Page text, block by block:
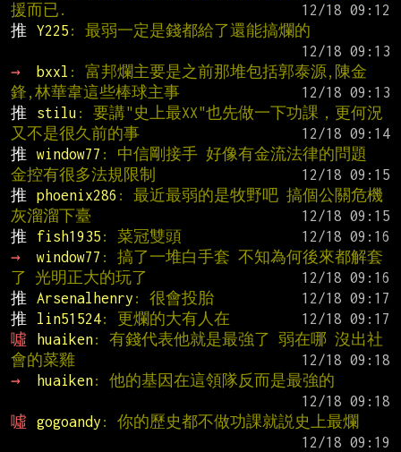
援而已.
推
Y225 : 最弱一定是錢都給了還能搞爛的
→
bxxl : 富邦爛主要是之前那堆包括郭泰源,陳金
鋒,林華韋這些棒球主事
推
stilu : 要講"史上最XX"也先做一下功課，更何況
又不是很久前的事
推
window77 : 中信剛接手 好像有金流法律的問題
金控有很多法規限制
推
phoenix286 : 最近最弱的是牧野吧 搞個公關危機
灰溜溜下臺
推
fish1935 : 菜冠雙頭
→
window77 : 搞了一堆白手套 不知為何後來都解套
了 光明正大的玩了
推
Arsenalhenry : 很會投胎
推
lin51524: 更爛的大有人在
噓
huaiken: 有錢代表他就是最強了 弱在哪 沒出社
會的菜雞
→
huaiken: 他的基因在這領隊反而是最強的
噓
gogoandy : 你的歷史都不做功課就説史上最爛